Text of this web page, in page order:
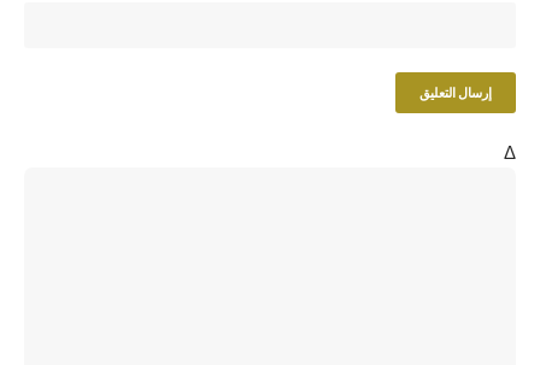
Δ